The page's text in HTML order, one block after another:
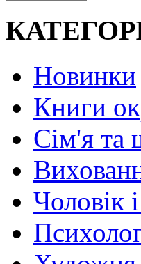
Новинки
Книги
Сім'я та
Чоловік